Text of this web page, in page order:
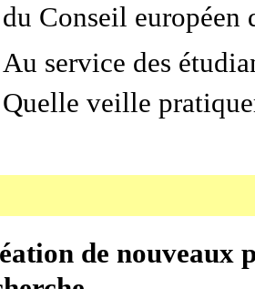
du Conseil européen
Au service des
Quelle veille
de nouveaux